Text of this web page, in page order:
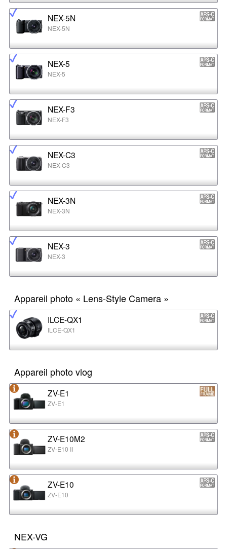
NEX-5N
NEX-5N
NEX-5
NEX-5
NEX-F3
NEX-F3
NEX-C3
NEX-C3
NEX-3N
NEX-3N
NEX-3
NEX-3
Appareil photo « Lens-Style Camera »
ILCE-QX1
ILCE-QX1
Appareil photo vlog
ZV-E1
ZV-E1
ZV-E10M2
ZV-E10 II
ZV-E10
ZV-E10
NEX-VG